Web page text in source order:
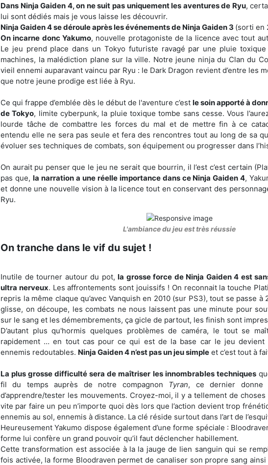
Dans Ninja Gaiden 4, on ne suit pas uniquement les aventures de Ryu,
lui sont dédiés mais je vous laisse les découvrir.
Ninja Gaiden 4 se déroule après les événements de Ninja Gaiden 3 (sorti en
On incarne donc Yakumo, nouvelle protagoniste de la licence avec tout
Le jeu prend place dans un Tokyo futuriste ravagé par une pluie
machines, la malédiction plane sur la ville. Notre jeune ninja du Clan du
vieil ennemi auparavant vaincu par Ryu : le Dark Dragon revient d’entre les
que notre jeune prodige est liée à Ryu.
Ce qui frappe d’emblée dès le début de l'aventure c’est le soin apporté à
de Tokyo, limite cyberpunk, la pluie toxique tombe sans cesse. Vous
lourde tâche de combattre les forces du mal et de mettre fin à ce
entendu elle ne sera pas seule et fera des rencontres tout au long de sa
évoluer ses techniques de combats, son équipement ou progresser dans
On aurait pu penser que le jeu ne serait que bourrin, il l’est c’est certain
pas que, la narration a une réelle importance dans ce Ninja Gaiden 4,
et donne une nouvelle vision à la licence tout en conservant des
Ryu.
L'ambiance du jeu est très réussie
On tranche dans le vif du sujet !
Inutile de tourner autour du pot,la grosse force de Ninja Gaiden 4 est
ultra nerveux. Les affrontements sont jouissifs ! On reconnait la touche
repris la même claque qu’avec Vanquish en 2010 (sur PS3), tout se passe à
glisse, on découpe, les combats ne nous laissent pas une minute pour
sur le sang et les démembrements, ça gicle de partout, les finish sont
D’autant plus qu'hormis quelques problèmes de caméra, le tout se
rapidement … en tout cas pour ce qui est de la base car le jeu devient
ennemis redoutables. Ninja Gaiden 4 n’est pas un jeu simple et c’est tout à
La plus grosse difficulté sera de maîtriser les innombrables techniques
fil du temps auprès de notre compagnon Tyran, ce dernier donne
d’apprendre/tester les mouvements. Croyez-moi, il y a tellement de choses
vite par faire un peu n’importe quoi dès lors que l’action devient trop
ennemis au sol, ennemis à distance. La clé réside surtout dans l’art de
Heureusement Yakumo dispose également d’une forme spéciale :
forme lui confère un grand pouvoir qu’il faut déclencher habillement.
Cette transformation est associée à la la jauge de lien sanguin qui se
fois activée, la forme Bloodraven permet de canaliser son propre sang